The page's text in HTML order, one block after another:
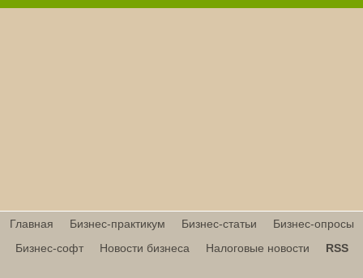
Главная Бизнес-практикум Бизнес-статьи
Бизнес-опросы
Бизнес-софт
Новости бизнеса Налоговые новости RSS